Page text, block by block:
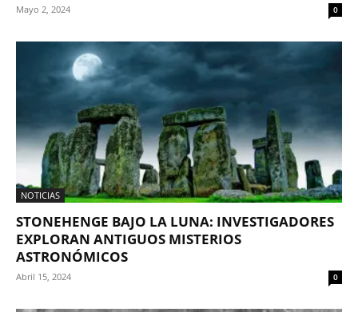
Mayo 2, 2024 0
NOTICIAS
STONEHENGE BAJO LA LUNA: INVESTIGADORES
EXPLORAN ANTIGUOS MISTERIOS
ASTRONÓMICOS
Abril 15, 2024 0